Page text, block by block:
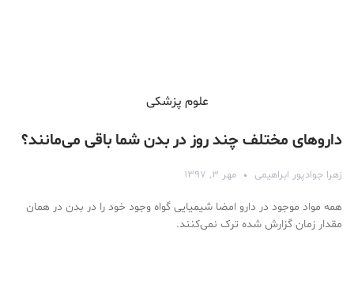
علوم پزشكی
داروهای مختلف چند روز در بدن شما باقی می‌مانند؟
زهرا جوادپور ابراهیمی مهر ۳, ۱۳۹۷
همه مواد موجود در دارو امضا شیمیایی گواه وجود خود را در بدن در همان
مقدار زمان گزارش شده ترک نمی‌کنند.